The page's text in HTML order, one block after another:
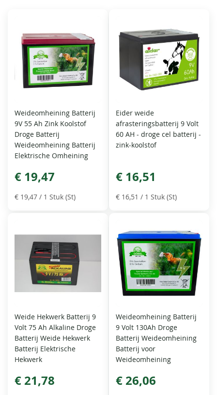
Weideomheining Batterij
9V 55 Ah Zink Koolstof
Droge Batterij
Weideomheining Batterij
Elektrische Omheining
€ 19,47
€ 19,47 / 1 Stuk (St)
Eider weide
afrasteringsbatterij 9 Volt
60 AH - droge cel batterij -
zink-koolstof
€ 16,51
€ 16,51 / 1 Stuk (St)
Weide Hekwerk Batterij 9
Volt 75 Ah Alkaline Droge
Batterij Weide Hekwerk
Batterij Elektrische
Hekwerk
€ 21,78
Weideomheining Batterij
9 Volt 130Ah Droge
Batterij Weideomheining
Batterij voor
Weideomheining
€ 26,06